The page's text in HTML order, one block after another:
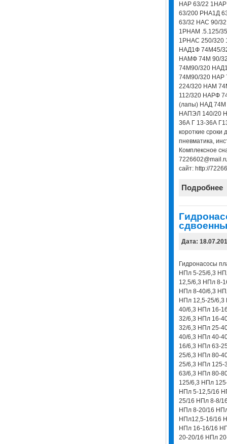
НАР 63/22
63/200 РНА1Д
63/32 НАС 90/
1РНАМ .5.125/
1РНАС 250/320
НАД1Ф 74М45/
НАМФ 74М 90/
74М90/320
74М90/320 НАР
224/320 НАМ
112/320 НАРФ
(лапы) НАД 74М
НАПЭЛ 140/20
36А Г 13-36А
короткие сроки
пневматика,
Комплексное
сайт: http://
Подробнее
Дата:
Гидронасосы
НПл 5-25/6,3
12,5/6,3 НПл 8-
НПл 8-40/6,3
НПл 12,5-25/
40/6,3 НПл 16-
32/6,3 НПл 16-
32/6,3 НПл 25-
40/6,3 НПл 40-
16/6,3 НПл 63-
25/6,3 НПл 80-
25/6,3 НПл 125-
63/6,3 НПл 80-
125/6,3 НПл
НПл 5-12,5/16
25/16 НПл 8-8/
НПл 8-20/16
НПл12,5-16/16
НПл 16-16/16
20-20/16 НПл